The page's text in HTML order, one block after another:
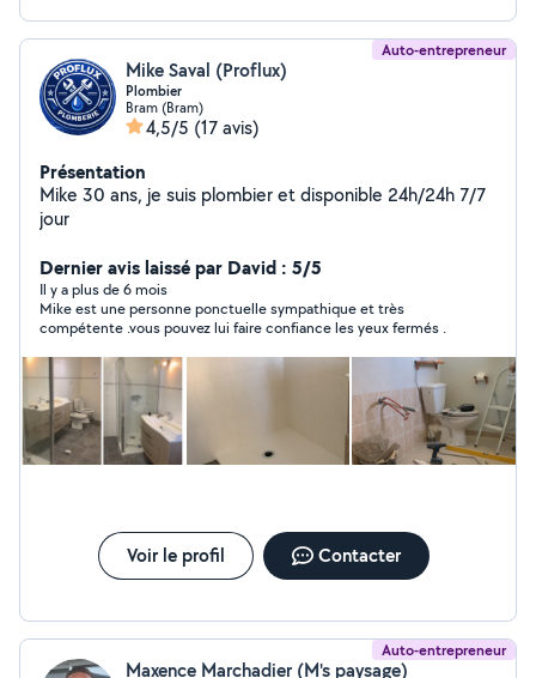
Auto-entrepreneur
Mike Saval (Proflux)
Plombier
Bram (Bram)
4,5/5 (17 avis)
Présentation
Mike 30 ans, je suis plombier et disponible 24h/24h 7/7
jour
Dernier avis laissé par David : 5/5
Il y a plus de 6 mois
Mike est une personne ponctuelle sympathique et très
compétente .vous pouvez lui faire confiance les yeux fermés .
Voir le profil Contacter
Auto-entrepreneur
Maxence Marchadier (M's paysage)